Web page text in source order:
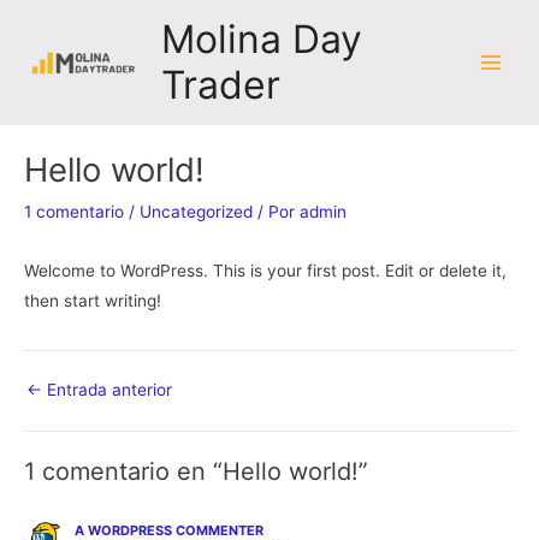
contenido
Molina Day
Trader
Hello world!
1 comentario / Uncategorized / Por admin
Welcome to WordPress. This is your first post. Edit or delete it,
then start writing!
entradas
← Entrada anterior
1 comentario en “Hello world!”
A WORDPRESS COMMENTER